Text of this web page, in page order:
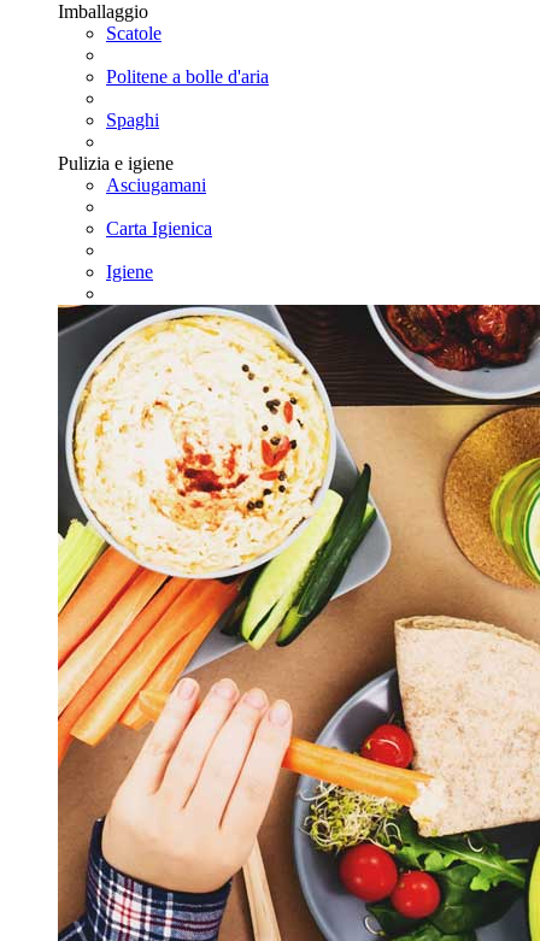
Imballaggio
Scatole
Politene a bolle d'aria
Spaghi
Pulizia e igiene
Asciugamani
Carta Igienica
Igiene